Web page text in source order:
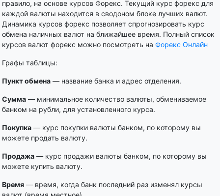
правило, на основе курсов Форекс. Текущий курс форекс для
каждой валюты находится в сводоном блоке лучших валют.
Динамика курсов форекс позволяет спрогнозировать курс
обмена наличных валют на ближайшее время. Полный список
курсов валют форекс можно посмотреть на Форекс Онлайн
Графы таблицы:
Пункт обмена — название банка и адрес отделения.
Сумма — минимальное количество валюты, обмениваемое
банком на рубли, для установленного курса.
Покупка — курс покупки валюты банком, по которому вы
можете продать валюту.
Продажа — курс продажи валюты банком, по которому вы
можете купить валюту.
Время — время, когда банк последний раз изменял курсы